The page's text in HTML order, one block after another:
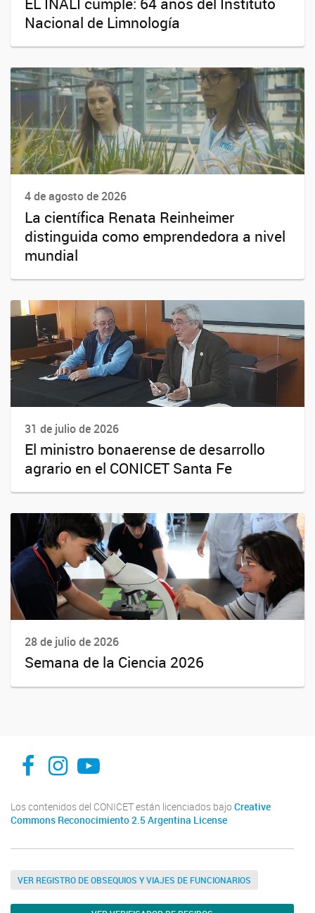
Nacional de Limnología
4 de agosto de 2026
La científica Renata Reinheimer
distinguida como emprendedora a nivel
mundial
31 de julio de 2026
El ministro bonaerense de desarrollo
agrario en el CONICET Santa Fe
28 de julio de 2026
Semana de la Ciencia 2026
facebook
instagram
Youtube
Los contenidos del CONICET están licenciados bajo Creative
Commons Reconocimiento 2.5 Argentina License
VER REGISTRO DE OBSEQUIOS Y VIAJES DE FUNCIONARIOS